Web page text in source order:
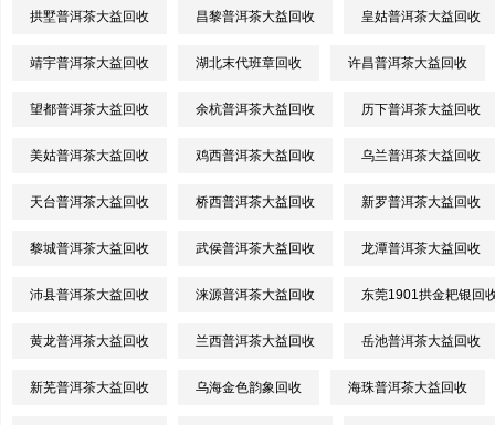
拱墅普洱茶大益回收 昌黎普洱茶大益回收 皇姑普洱茶大益回收
靖宇普洱茶大益回收 湖北末代班章回收 许昌普洱茶大益回收
望都普洱茶大益回收 余杭普洱茶大益回收 历下普洱茶大益回收
美姑普洱茶大益回收 鸡西普洱茶大益回收 乌兰普洱茶大益回收
天台普洱茶大益回收 桥西普洱茶大益回收 新罗普洱茶大益回收
黎城普洱茶大益回收 武侯普洱茶大益回收 龙潭普洱茶大益回收
沛县普洱茶大益回收 涞源普洱茶大益回收 东莞1901拱金耙银回
黄龙普洱茶大益回收 兰西普洱茶大益回收 岳池普洱茶大益回收
新芜普洱茶大益回收 乌海金色韵象回收 海珠普洱茶大益回收